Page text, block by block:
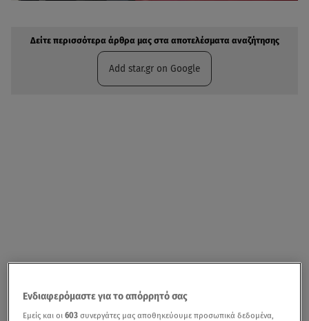
Δείτε περισσότερα άρθρα μας στα αποτελέσματα αναζήτησης
Add star.gr on Google
Ενδιαφερόμαστε για το απόρρητό σας
Εμείς και οι603 συνεργάτες μας αποθηκεύουμε προσωπικά δεδομένα,